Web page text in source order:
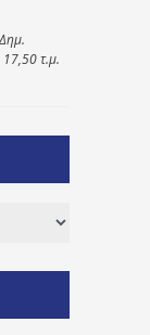
τ.μ.